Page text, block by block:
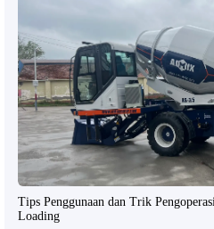
Tips Penggunaan dan Trik
Loading